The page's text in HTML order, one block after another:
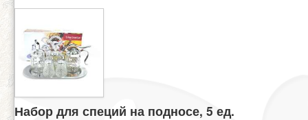
Набор для специй на подносе, 5 ед.